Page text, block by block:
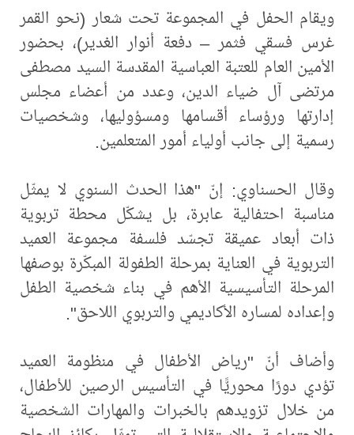
ويقام الحفل في المجموعة تحت شعار (نحو القمر
غرس فسقي فثمر – دفعة أنوار الغدير)، بحضور
الأمين العام للعتبة العباسية المقدسة السيد مصطفى
مرتضى آل ضياء الدين، وعدد من أعضاء مجلس
إدارتها ورؤساء أقسامها ومسؤوليها، وشخصيات
رسمية إلى جانب أولياء أمور المتعلمين.
وقال الحسناوي: إنّ "هذا الحدث السنوي لا يمثّل
مناسبة احتفالية عابرة، بل يشكّل محطة تربوية
ذات أبعاد عميقة تجسّد فلسفة مجموعة العميد
التربوية في العناية بمرحلة الطفولة المبكّرة بوصفها
المرحلة التأسيسية الأهم في بناء شخصية الطفل
وإعداده لمساره الأكاديمي والتربوي اللاحق".
وأضاف أنّ "رياض الأطفال في منظومة العميد
تؤدي دورًا محوريًّا في التأسيس الرصين للأطفال،
من خلال تزويدهم بالخبرات والمهارات الشخصية